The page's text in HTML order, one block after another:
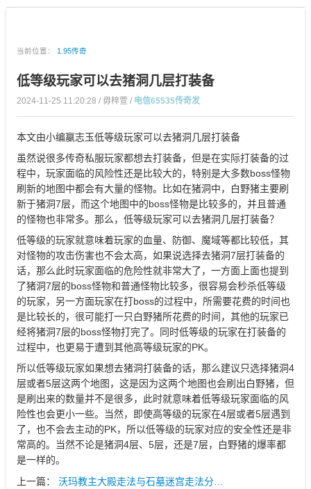
当前位置： 1.95传奇
低等级玩家可以去猪洞几层打装备
2024-11-25 11:20:28 / 毋梓萱 / 电信65535传奇发
本文由小编嬴志玉低等级玩家可以去猪洞几层打装备
虽然说很多传奇私服玩家都想去打装备，但是在实际打装备的过
程中，玩家面临的风险性还是比较大的，特别是大多数boss怪物
刷新的地图中都会有大量的怪物。比如在猪洞中，白野猪主要刷
新于猪洞7层，而这个地图中的boss怪物是比较多的，并且普通
的怪物也非常多。那么，低等级玩家可以去猪洞几层打装备？
低等级的玩家就意味着玩家的血量、防御、魔域等都比较低，其
对怪物的攻击伤害也不会太高，如果说选择去猪洞7层打装备的
话，那么此时玩家面临的危险性就非常大了，一方面上面也提到
了猪洞7层的boss怪物和普通怪物比较多，很容易会秒杀低等级
的玩家，另一方面玩家在打boss的过程中，所需要花费的时间也
是比较长的，很可能打一只白野猪所花费的时间，其他的玩家已
经将猪洞7层的boss怪物打完了。同时低等级的玩家在打装备的
过程中，也更易于遭到其他高等级玩家的PK。
所以低等级玩家如果想去猪洞打装备的话，那么建议只选择猪洞4
层或者5层这两个地图，这是因为这两个地图也会刷出白野猪，但
是刷出来的数量并不是很多，此时就意味着低等级玩家面临的风
险性也会更小一些。当然，即使高等级的玩家在4层或者5层遇到
了，也不会去主动的PK，所以低等级的玩家对应的安全性还是非
常高的。当然不论是猪洞4层、5层，还是7层，白野猪的爆率都
是一样的。
上一篇： 沃玛教主大殿走法与石墓迷宫走法分…